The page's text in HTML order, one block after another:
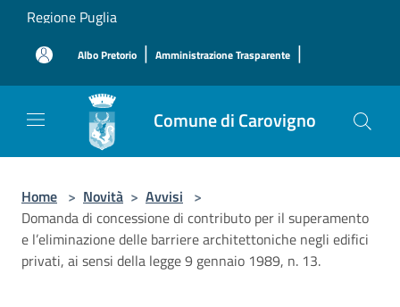
Salta al contenuto principale
Regione Puglia
Albo Pretorio | Amministrazione Trasparente |
Comune di Carovigno
Home > Novità > Avvisi >
Domanda di concessione di contributo per il superamento
e l’eliminazione delle barriere architettoniche negli edifici
privati, ai sensi della legge 9 gennaio 1989, n. 13.